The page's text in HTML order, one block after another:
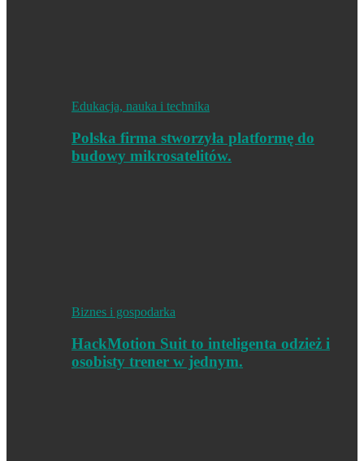
Edukacja, nauka i technika
Polska firma stworzyła platformę do
budowy mikrosatelitów.
Biznes i gospodarka
HackMotion Suit to inteligenta odzież i
osobisty trener w jednym.